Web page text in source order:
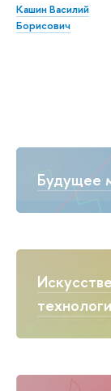
Будущее
Кашин Василий
Борисович